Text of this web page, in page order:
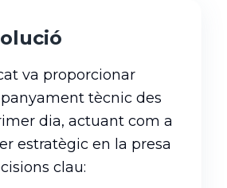
va proporcionar
tècnic des
dia, actuant com a
estratègic en la presa
clau: